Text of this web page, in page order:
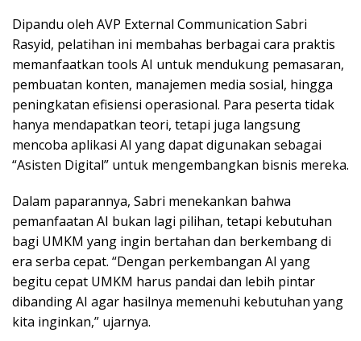
Dipandu oleh AVP External Communication Sabri
Rasyid, pelatihan ini membahas berbagai cara praktis
memanfaatkan tools AI untuk mendukung pemasaran,
pembuatan konten, manajemen media sosial, hingga
peningkatan efisiensi operasional. Para peserta tidak
hanya mendapatkan teori, tetapi juga langsung
mencoba aplikasi AI yang dapat digunakan sebagai
“Asisten Digital” untuk mengembangkan bisnis mereka.
Dalam paparannya, Sabri menekankan bahwa
pemanfaatan AI bukan lagi pilihan, tetapi kebutuhan
bagi UMKM yang ingin bertahan dan berkembang di
era serba cepat. “Dengan perkembangan AI yang
begitu cepat UMKM harus pandai dan lebih pintar
dibanding AI agar hasilnya memenuhi kebutuhan yang
kita inginkan,” ujarnya.